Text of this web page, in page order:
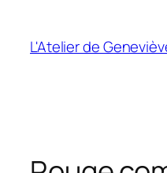
contenu
L'Atelier de